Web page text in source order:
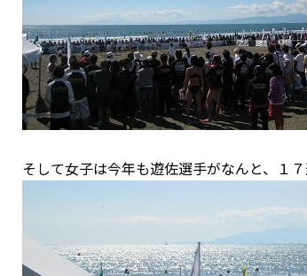
そして女子は今年も遊佐選手がなんと、１